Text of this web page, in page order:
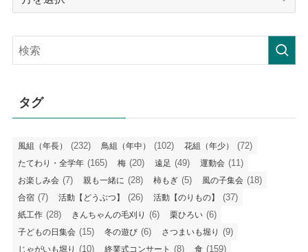
記
タグ
風組（年長） (232) 鳥組（年中） (102) 花組（年少） (72)
たてわり・全学年 (165) 梅 (20) 遠足 (49) 運動会 (11)
お楽しみ会 (7) 親も一緒に (28) 柿もぎ (5) 風の子集会 (18)
合宿 (7) 活動【どうぶつ】 (26) 活動【のりもの】 (37)
紙工作 (28) きんちゃんの毛刈り (6) 栗ひろい (6)
子どもの日集会 (15) 冬の遊び (6) さつまいも堀り (9)
じゃがいも堀り (10) 終業式コンサート (8) 食 (159)